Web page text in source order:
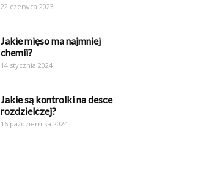
22 czerwca 2023
Jakie mięso ma najmniej
chemii?
14 stycznia 2024
Jakie są kontrolki na desce
rozdzielczej?
16 października 2024